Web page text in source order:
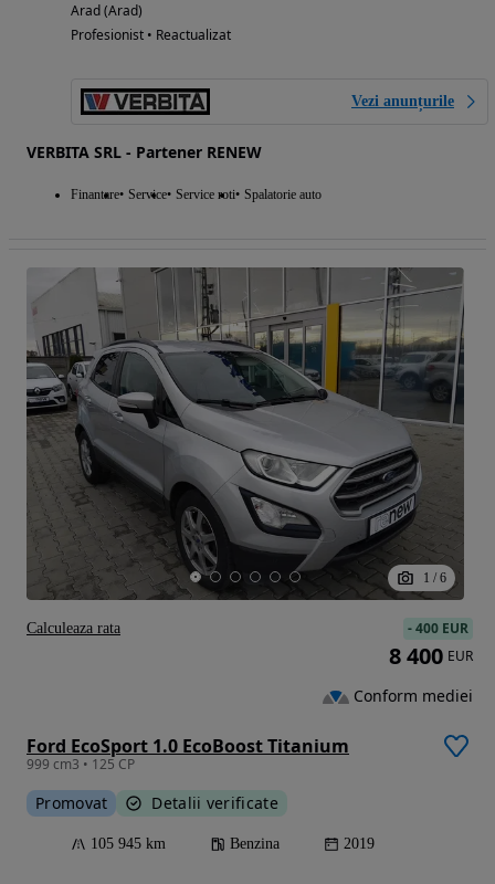
Arad (Arad)
Profesionist • Reactualizat
Vezi anunțurile
VERBITA SRL - Partener RENEW
Finantare Service Service roti Spalatorie auto
1 / 6
Ford EcoSport 1.0 EcoBoost Titanium
999 cm3 • 125 CP
Promovat Detalii verificate
105 945 km Benzina 2019
-400 EUR
8 400 EUR
Conform mediei
Calculeaza rata